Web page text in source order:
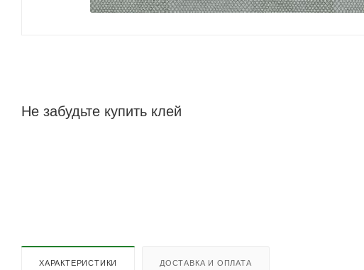
Не забудьте купить клей
ХАРАКТЕРИСТИКИ ДОСТАВКА И ОПЛАТА